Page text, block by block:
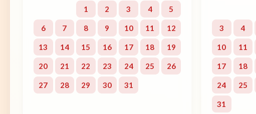
1 2 3 4 5
6 7 8 9 10 11 12
13 14 15 16 17 18 19
20 21 22 23 24 25 26
27 28 29 30 31
3 4
10 11
17 18
24 25
31